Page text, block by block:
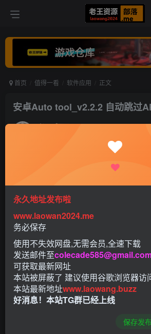
首页 值得一看 软件应用 正文
安卓Auto tool_v2.2.2 自动跳过
老王
软件介绍：
Auto tool是一款功能强大的广告跳过软工
户再看电视剧总是有广告弹入，这款软
滤各种广告，速度超快，完美弹窗拦截
小，使用简单，无需root即可使用。此
永久地址发布啦
www.laowan2024.me
务必保存
使用不失效网盘,无需会员,全速下载
发送邮件至
可获取最新网址
本站被屏蔽了 建议使用谷歌浏览器访
本站最新地址www.laowang.buzz
好消息！本站TG群已经上线
保存发